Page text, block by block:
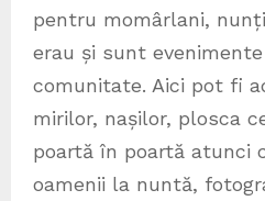
pentru momârlani,
erau și sunt
comunitate. Aici pot fi
mirilor, nașilor, plosca
poartă în poartă atunci
oamenii la nuntă,